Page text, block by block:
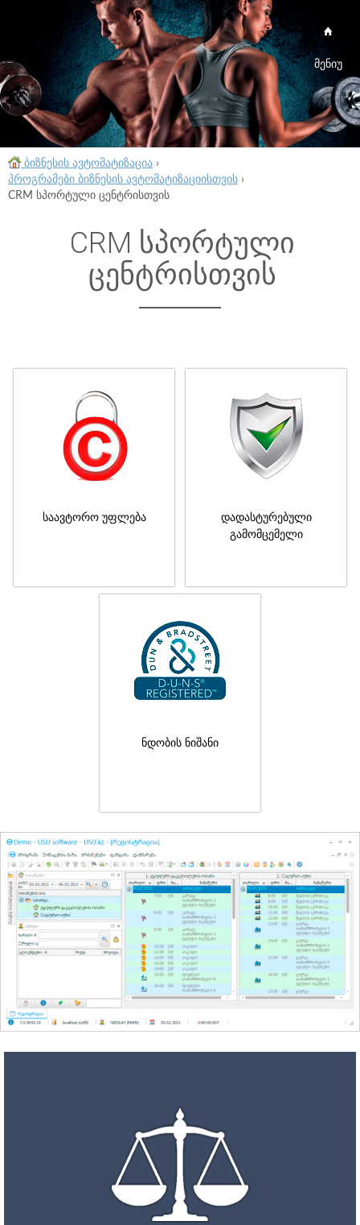
მენიუ
ბიზნესის ავტომატიზაცია ›
პროგრამები ბიზნესის ავტომატიზაციისთვის ›
CRM სპორტული ცენტრისთვის
CRM სპორტული
ცენტრისთვის
საავტორო უფლება
დადასტურებული
გამომცემელი
ნდობის ნიშანი